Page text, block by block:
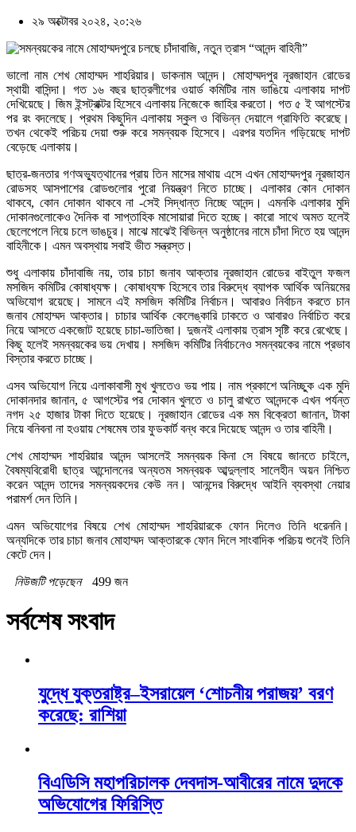
২৯ অক্টোবর ২০২৪, ২০:২৬
ভালো নাম শেখ মোহাম্মদ শাহরিয়ার। ডাকনাম আনন্দ। মোহাম্মদপুর নূরজাহান রোডের
স্থায়ী বাসিন্দা। গত ১৬ বছর ছাত্রলীগের ওয়ার্ড কমিটির নাম ভাঙিয়ে এলাকায় দাপট
দেখিয়েছে। জিম ইন্সট্রাক্টর হিসেবে এলাকায় নিজেকে জাহির করতো। গত ৫ ই আগস্টের
পর রং বদলেছে। প্রথম কিছুদিন এলাকায় স্কুল ও বিভিন্ন দেয়ালে গ্রাফিতি করেছে।
তখন থেকেই পরিচয় দেয়া শুরু করে সমন্বয়ক হিসেবে। এরপর যতদিন গড়িয়েছে দাপট
বেড়েছে এলাকায়।
ছাত্র-জনতার গণঅভ্যুত্থানের প্রায় তিন মাসের মাথায় এসে এখন মোহাম্মদপুর নূরজাহান
রোডসহ আসপাশের রোডগুলোর পুরো নিয়ন্ত্রণ নিতে চাচ্ছে। এলাকার কোন দোকান
থাকবে, কোন দোকান থাকবে না -সেই সিদ্ধান্ত নিচ্ছে আনন্দ। এমনকি এলাকার মুদি
দোকানগুলোকেও দৈনিক বা সাপ্তাহিক মাসোয়ারা দিতে হচ্ছে। কারো সাথে অমত হলেই
ছেলেপেলে নিয়ে চলে ভাঙচুর। মাঝে মাঝেই বিভিন্ন অনুষ্ঠানের নামে চাঁদা দিতে হয় আনন্দ
বাহিনীকে। এমন অবস্থায় সবাই ভীত সন্ত্রস্ত।
শুধু এলাকায় চাঁদাবাজি নয়, তার চাচা জনাব আক্তার নূরজাহান রোডের বাইতুল ফজল
মসজিদ কমিটির কোষাধ্যক্ষ। কোষাধ্যক্ষ হিসেবে তার বিরুদ্ধে ব্যাপক আর্থিক অনিয়মের
অভিযোগ রয়েছে। সামনে এই মসজিদ কমিটির নির্বাচন। আবারও নির্বাচন করতে চান
জনাব মোহাম্মদ আক্তার। চাচার আর্থিক কেলেঙ্কারি ঢাকতে ও আবারও নির্বাচিত করে
নিয়ে আসতে একজোট হয়েছে চাচা-ভাতিজা। দুজনই এলাকায় ত্রাস সৃষ্টি করে রেখেছে।
কিছু হলেই সমন্বয়কের ভয় দেখায়। মসজিদ কমিটির নির্বাচনেও সমন্বয়কের নামে প্রভাব
বিস্তার করতে চাচ্ছে।
এসব অভিযোগ নিয়ে এলাকাবাসী মুখ খুলতেও ভয় পায়। নাম প্রকাশে অনিচ্ছুক এক মুদি
দোকানদার জানান, ৫ আগস্টের পর দোকান খুলতে ও চালু রাখতে আনন্দকে এখন পর্যন্ত
নগদ ২৫ হাজার টাকা দিতে হয়েছে। নূরজাহান রোডের এক মম বিক্রেতা জানান, টাকা
নিয়ে বনিবনা না হওয়ায় শেষমেষ তার ফুডকার্ট বন্ধ করে দিয়েছে আনন্দ ও তার বাহিনী।
শেখ মোহাম্মদ শাহরিয়ার আনন্দ আসলেই সমন্বয়ক কিনা সে বিষয়ে জানতে চাইলে,
বৈষম্যবিরোধী ছাত্র আন্দোলনের অন্যতম সমন্বয়ক আব্দুল্লাহ সালেহীন অয়ন নিশ্চিত
করেন আনন্দ তাদের সমন্বয়কদের কেউ নন। আনন্দের বিরুদ্ধে আইনি ব্যবস্থা নেয়ার
পরামর্শ দেন তিনি।
এমন অভিযোগের বিষয়ে শেখ মোহাম্মদ শাহরিয়ারকে ফোন দিলেও তিনি ধরেননি।
অন্যদিকে তার চাচা জনাব মোহাম্মদ আক্তারকে ফোন দিলে সাংবাদিক পরিচয় শুনেই তিনি
কেটে দেন।
নিউজটি পড়েছেন
499 জন
সর্বশেষ সংবাদ
যুদ্ধে যুক্তরাষ্ট্র–ইসরায়েল ‘শোচনীয় পরাজয়’ বরণ
করেছে: রাশিয়া
বিএডিসি মহাপরিচালক দেবদাস-আবীরের নামে দুদকে
অভিযোগের ফিরিস্তি